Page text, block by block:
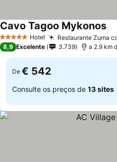
5 Estrelas Hotel Restaurante Zuma
Cavo Tagoo Mykonos
8,9 Excelente 3.739 a 2.9 km
De € 542
Consulte os preços de 13 sites